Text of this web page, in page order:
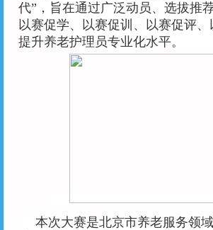
代”，旨在通过广泛动员、选拔推
以赛促学、以赛促训、以赛促评
提升养老护理员专业化水平。
本次大赛是北京市养老服务领